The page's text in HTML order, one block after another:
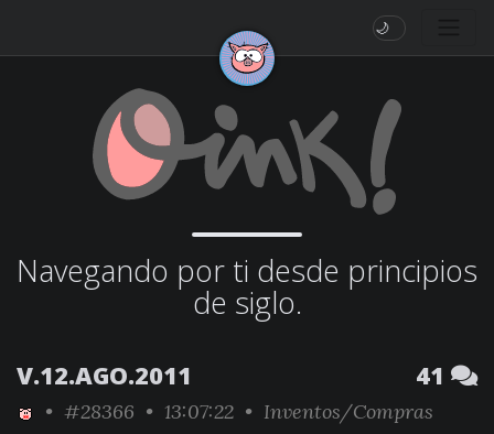
🌙
Navegando por ti desde principios
de siglo.
V.12.AGO.2011 41
• #28366 • 13:07:22 • Inventos/Compras